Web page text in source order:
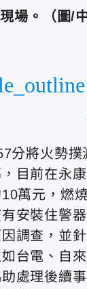
場。（圖/
分將火勢
目前在永
萬元，燃
安裝住警
調查，並
台電、自
處理後續